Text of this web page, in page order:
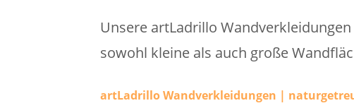
Unsere artLadrillo
sowohl kleine als auch große
artLadrillo Wandverkleidungen |